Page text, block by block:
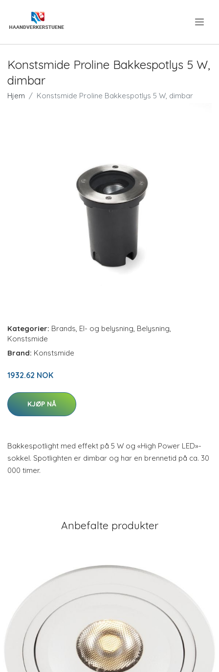
Konstsmide Proline Bakkespotlys 5 W,
dimbar
Hjem Konstsmide Proline Bakkespotlys 5 W, dimbar
Kategorier: Brands, El- og belysning, Belysning,
Konstsmide
Brand: Konstsmide
1932.62 NOK
KJØP NÅ
Bakkespotlight med effekt på 5 W og «High Power LED»-
sokkel. Spotlighten er dimbar og har en brennetid på ca. 30
000 timer.
Anbefalte produkter